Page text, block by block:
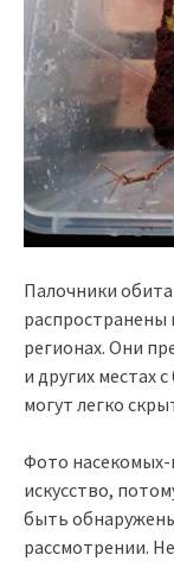
Палочники
распространены
регионах. Они
и других местах
могут легко
Фото
искусство,
быть
рассмотрении.